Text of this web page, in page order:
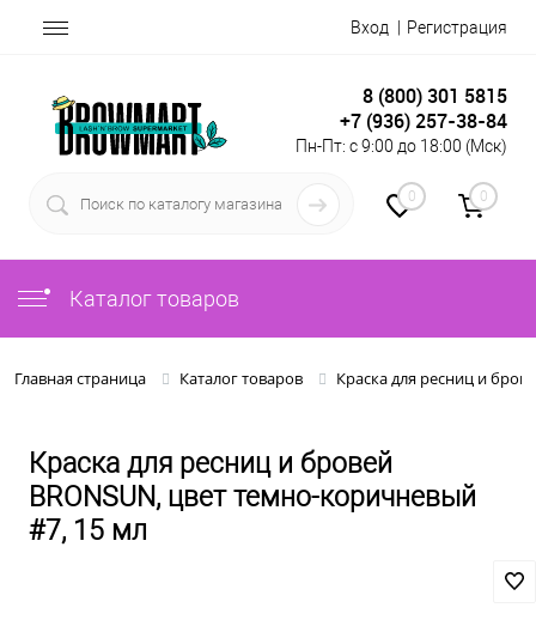
Вход Регистрация
8 (800) 301 5815
+7 (936) 257-38-84
Пн-Пт: с 9:00 до 18:00 (Мск)
0 0
Каталог товаров
Главная страница Каталог товаров Краска для ресниц и
Краска для ресниц и бровей
BRONSUN, цвет темно-коричневый
#7, 15 мл